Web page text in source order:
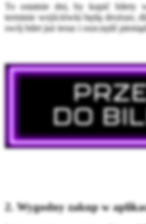
To ostatnie dni, by kupić bilety
terminie wejściówki będą droższe,
swój bilet już teraz i oszczędź
2. Wygodny zakup w